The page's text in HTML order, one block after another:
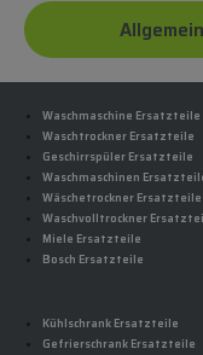
Waschmaschine Ersatzteile
Waschtrockner Ersatzteile
Geschirrspüler Ersatzteile
Waschmaschinen
Wäschetrockner Ersatzteile
Waschvolltrockner
Miele Ersatzteile
Bosch Ersatzteile
Kühlschrank Ersatzteile
Gefrierschrank Ersatzteile